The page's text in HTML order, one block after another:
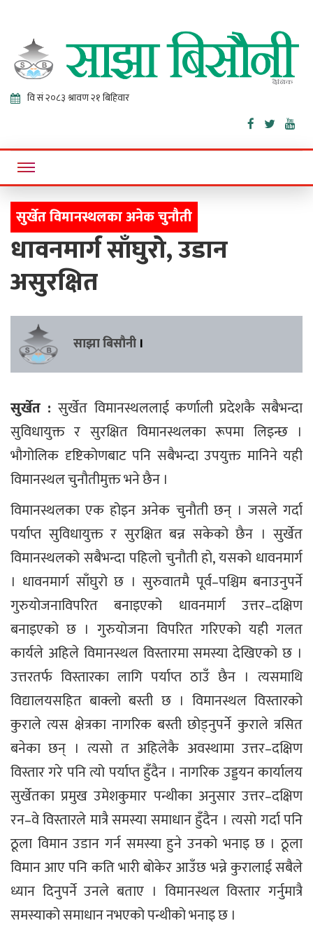
Sajha
Bisaunee
Online News Portal
सुर्खेत विमानस्थलका अनेक चुनौती
धावनमार्ग साँघुरो, उडान
असुरक्षित
साझा बिसौनी ।
सुर्खेत :सुर्खेत विमानस्थललाई कर्णाली प्रदेशकै सबैभन्दा
सुविधायुक्त र सुरक्षित विमानस्थलका रूपमा लिइन्छ ।
भौगोलिक दृष्टिकोणबाट पनि सबैभन्दा उपयुक्त मानिने यही
विमानस्थल चुनौतीमुक्त भने छैन ।
विमानस्थलका एक होइन अनेक चुनौती छन् । जसले गर्दा
पर्याप्त सुविधायुक्त र सुरक्षित बन्न सकेको छैन । सुर्खेत
विमानस्थलको सबैभन्दा पहिलो चुनौती हो, यसको धावनमार्ग
। धावनमार्ग साँघुरो छ । सुरुवातमै पूर्व–पश्चिम बनाउनुपर्ने
गुरुयोजनाविपरित बनाइएको धावनमार्ग उत्तर–दक्षिण
बनाइएको छ । गुरुयोजना विपरित गरिएको यही गलत
कार्यले अहिले विमानस्थल विस्तारमा समस्या देखिएको छ ।
उत्तरतर्फ विस्तारका लागि पर्याप्त ठाउँ छैन । त्यसमाथि
विद्यालयसहित बाक्लो बस्ती छ । विमानस्थल विस्तारको
कुराले त्यस क्षेत्रका नागरिक बस्ती छोड्नुपर्ने कुराले त्रसित
बनेका छन् । त्यसो त अहिलेकै अवस्थामा उत्तर–दक्षिण
विस्तार गरे पनि त्यो पर्याप्त हुँदैन । नागरिक उड्डयन कार्यालय
सुर्खेतका प्रमुख उमेशकुमार पन्थीका अनुसार उत्तर–दक्षिण
रन–वे विस्तारले मात्रै समस्या समाधान हुँदैन । त्यसो गर्दा पनि
ठूला विमान उडान गर्न समस्या हुने उनको भनाइ छ । ठूला
विमान आए पनि कति भारी बोकेर आउँछ भन्ने कुरालाई सबैले
ध्यान दिनुपर्ने उनले बताए । विमानस्थल विस्तार गर्नुमात्रै
समस्याको समाधान नभएको पन्थीको भनाइ छ ।